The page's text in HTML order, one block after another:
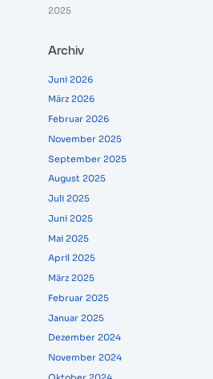
2025
Archiv
Juni 2026
März 2026
Februar 2026
November 2025
September 2025
August 2025
Juli 2025
Juni 2025
Mai 2025
April 2025
März 2025
Februar 2025
Januar 2025
Dezember 2024
November 2024